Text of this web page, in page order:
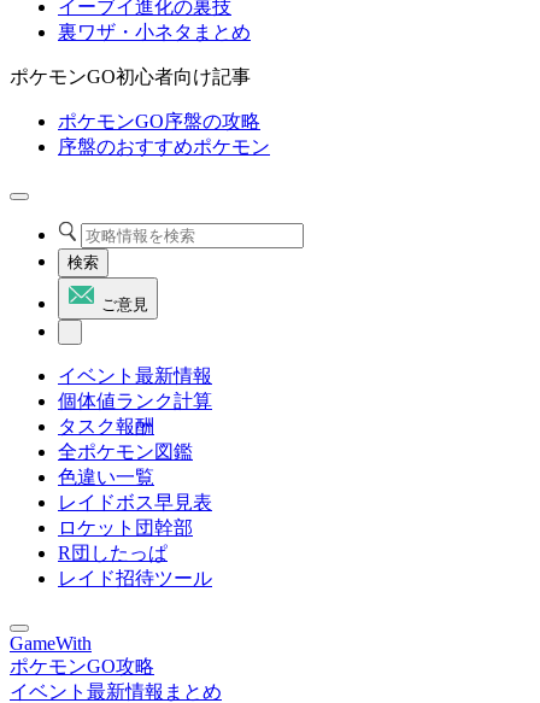
イーブイ進化の裏技
裏ワザ・小ネタまとめ
ポケモンGO初心者向け記事
ポケモンGO序盤の攻略
序盤のおすすめポケモン
検索
ご意見
イベント最新情報
個体値ランク計算
タスク報酬
全ポケモン図鑑
色違い一覧
レイドボス早見表
ロケット団幹部
R団したっぱ
レイド招待ツール
GameWith
ポケモンGO攻略
イベント最新情報まとめ